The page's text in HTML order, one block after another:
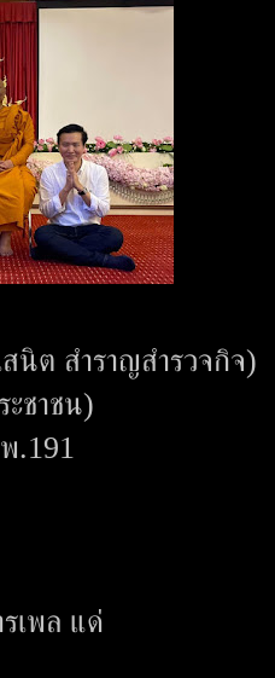
นิต สำราญสำรวจกิจ)
ชาชน)
.191
เพล แด่